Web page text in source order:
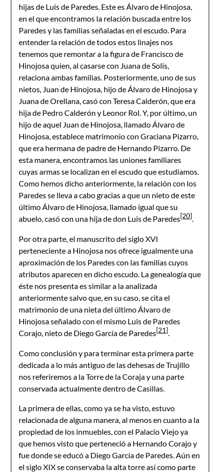
hijas de Luis de Paredes. Este es Álvaro de Hinojosa,
en el que encontramos la relación buscada entre los
Paredes y las familias señaladas en el escudo. Para
entender la relación de todos estos linajes nos
tenemos que remontar a la figura de Francisco de
Hinojosa quien, al casarse con Juana de Solis,
relaciona ambas familias. Posteriormente, uno de sus
nietos, Juan de Hinojosa, hijo de Álvaro de Hinojosa y
Juana de Orellana, casó con Teresa Calderón, que era
hija de Pedro Calderón y Leonor Rol. Y, por último, un
hijo de aquel Juan de Hinojosa, llamado Álvaro de
Hinojosa, establece matrimonio con Graciana Pizarro,
que era hermana de padre de Hernando Pizarro. De
esta manera, encontramos las uniones familiares
cuyas armas se localizan en el escudo que estudiamos.
Como hemos dicho anteriormente, la relación con los
Paredes se lleva a cabo gracias a que un nieto de este
último Álvaro de Hinojosa, llamado igual que su
abuelo, casó con una hija de don Luis de Paredes[20].
Por otra parte, el manuscrito del siglo XVI
perteneciente a Hinojosa nos ofrece igualmente una
aproximación de los Paredes con las familias cuyos
atributos aparecen en dicho escudo. La genealogía que
éste nos presenta es similar a la analizada
anteriormente salvo que, en su caso, se cita el
matrimonio de una nieta del último Álvaro de
Hinojosa señalado con el mismo Luis de Paredes
Corajo, nieto de Diego García de Paredes[21].
Como conclusión y para terminar esta primera parte
dedicada a lo más antiguo de las dehesas de Trujillo
nos referiremos a la Torre de la Coraja y una parte
conservada actualmente dentro de Casillas.
La primera de ellas, como ya se ha visto, estuvo
relacionada de alguna manera, al menos en cuanto a la
propiedad de los inmuebles, con el Palacio Viejo ya
que hemos visto que perteneció a Hernando Corajo y
fue donde se educó a Diego García de Paredes. Aún en
el siglo XIX se conservaba la alta torre así como parte